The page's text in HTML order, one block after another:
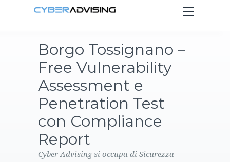
Toggle
navigation
PRODOTTI
CONTATTI
Borgo Tossignano –
Free Vulnerability
Assessment e
Penetration Test
con Compliance
Report
Cyber Advising si occupa di Sicurezza